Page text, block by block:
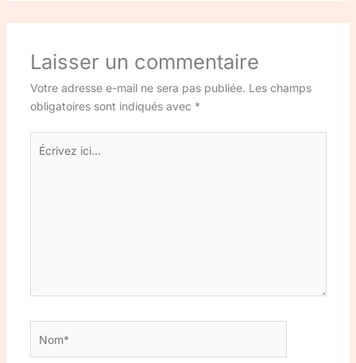
Laisser un commentaire
Votre adresse e-mail ne sera pas publiée. Les champs
obligatoires sont indiqués avec *
ici…